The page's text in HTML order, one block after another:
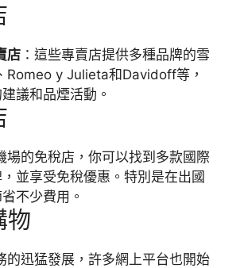
店 ：這些專賣店提供多種品牌的雪
Romeo y Julieta和Davidoff等，
議和品煙活動。
場的免稅店，你可以找到多款國際
並享受免稅優惠。特別是在出國
不少費用。
物
的迅猛發展，許多網上平台也開始